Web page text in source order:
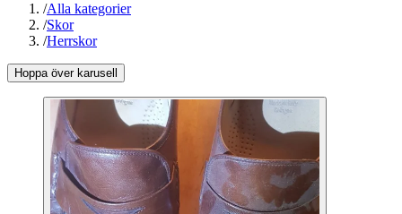
/Alla kategorier
/Skor
/Herrskor
Hoppa över karusell